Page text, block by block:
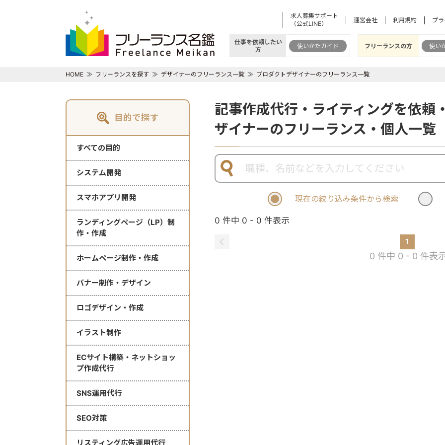
求人募集サポート
（公式LINE）
運営会社 利用規約 プ
仕事を依頼したい
方
使いかたガイド フリーランスの方 使い
HOME フリーランスを探す デザイナーのフリーランス一覧 プロダクトデザイナーのフリーランス一覧
目的で探す
すべての目的
システム開発
スマホアプリ開発
ランディングページ（LP）制
作・作成
ホームページ制作・作成
バナー制作・デザイン
ロゴデザイン・作成
イラスト制作
ECサイト構築・ネットショッ
プ作成代行
SNS運用代行
SEO対策
リスティング広告運用代行
記事作成代行・ライティングを依頼
ザイナーのフリーランス・個人一覧
現在の絞り込み条件から検索
0 件中 0 - 0 件表示
1
0 件中 0 - 0 件表